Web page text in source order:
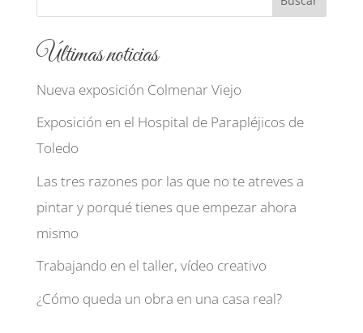
Últimas noticias
Nueva exposición Colmenar Viejo
Exposición en el Hospital de Parapléjicos de
Toledo
Las tres razones por las que no te atreves a
pintar y porqué tienes que empezar ahora
mismo
Trabajando en el taller, vídeo creativo
¿Cómo queda un obra en una casa real?